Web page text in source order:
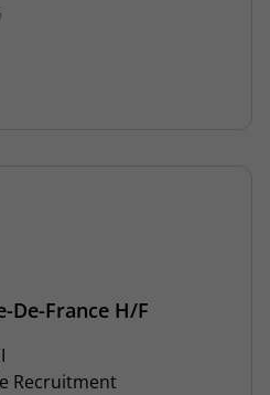
De-France H/F
Recruitment